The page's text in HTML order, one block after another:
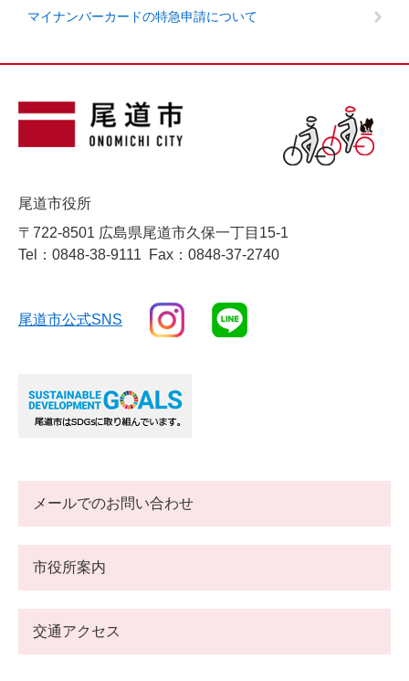
マイナンバーカードの特急申請について
尾道市役所
〒722-8501 広島県尾道市久保一丁目15-1
Tel：0848-38-9111
Fax：0848-37-2740
尾道市公式SNS
メールでのお問い合わせ
市役所案内
交通アクセス